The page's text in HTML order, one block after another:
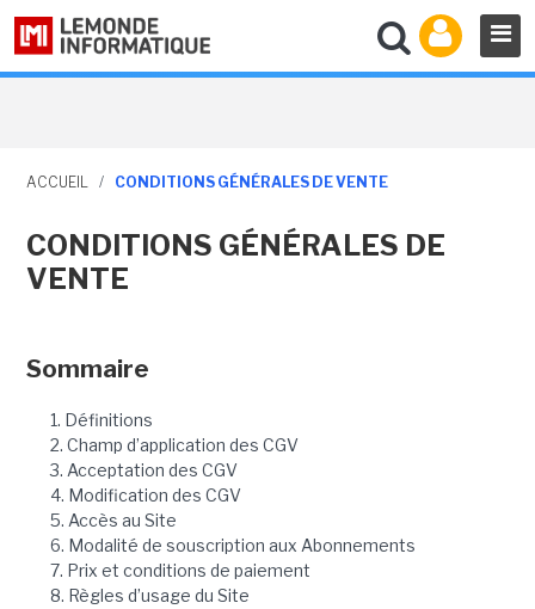
ACCUEIL / CONDITIONS GÉNÉRALES DE VENTE
CONDITIONS GÉNÉRALES DE
VENTE
Sommaire
1. Définitions
2. Champ d’application des CGV
3. Acceptation des CGV
4. Modification des CGV
5. Accès au Site
6. Modalité de souscription aux Abonnements
7. Prix et conditions de paiement
8. Règles d’usage du Site